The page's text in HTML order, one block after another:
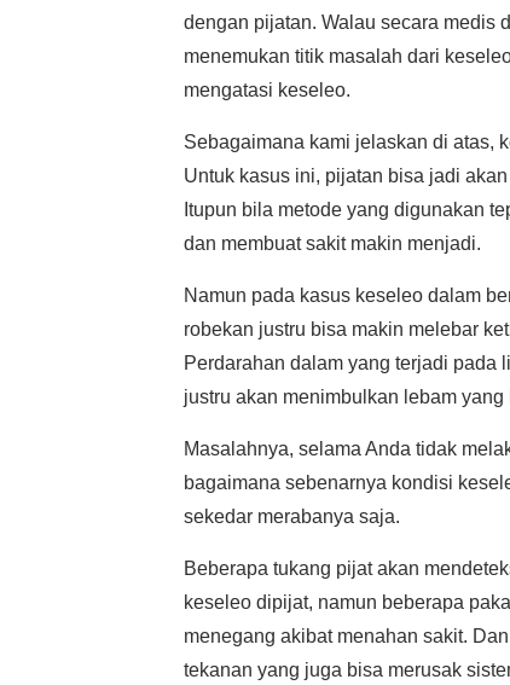
dengan pijatan. Walau secara medis
menemukan titik masalah dari
mengatasi keseleo.
Sebagaimana kami jelaskan di atas,
Untuk kasus ini, pijatan bisa jadi
Itupun bila metode yang digunakan
dan membuat sakit makin menjadi.
Namun pada kasus keseleo dalam
robekan justru bisa makin melebar
Perdarahan dalam yang terjadi pada
justru akan menimbulkan lebam
Masalahnya, selama Anda tidak
bagaimana sebenarnya kondisi
sekedar merabanya saja.
Beberapa tukang pijat akan
keseleo dipijat, namun beberapa
menegang akibat menahan sakit.
tekanan yang juga bisa merusak